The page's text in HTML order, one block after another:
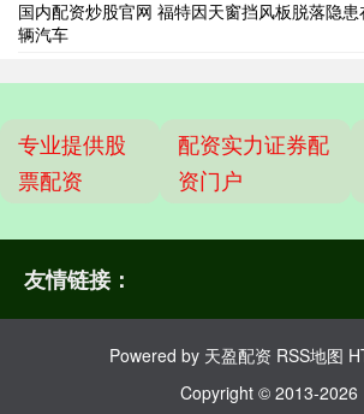
国内配资炒股官网 福特因天窗挡风板脱落隐
辆汽车
专业提供股
票配资
配资实力证券配
资门户
友情链接：
Powered by 天盈配资 RSS地图
Copyright © 2013-2026